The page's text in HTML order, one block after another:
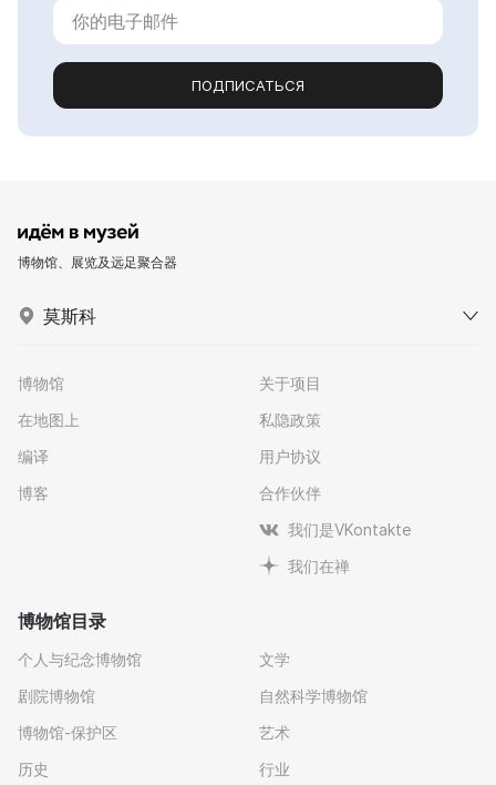
ПОДПИСАТЬСЯ
博物馆、展览及远足聚合器
莫斯科
博物馆
在地图上
编译
博客
关于项目
私隐政策
用户协议
合作伙伴
我们是VKontakte
我们在禅
博物馆目录
个人与纪念博物馆
剧院博物馆
博物馆-保护区
历史
文学
自然科学博物馆
艺术
行业